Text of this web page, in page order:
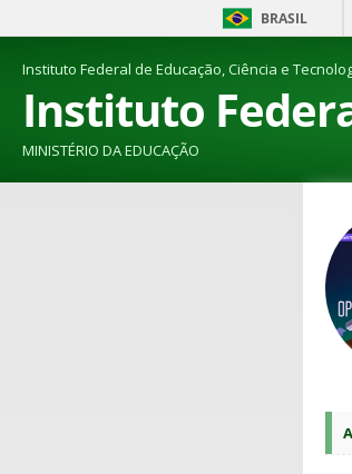
BRASIL
Instituto Federal de Educação, Ciência e
Instituto
MINISTÉRIO DA EDUCAÇÃO